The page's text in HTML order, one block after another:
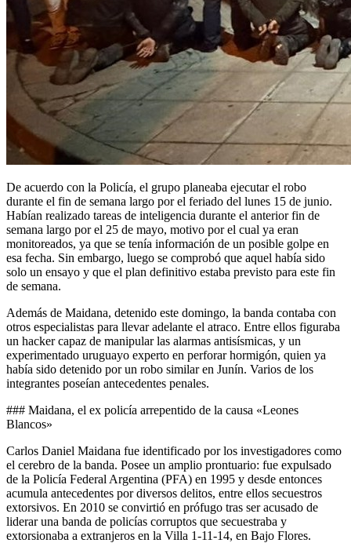
De acuerdo con la Policía, el grupo planeaba ejecutar el robo
durante el fin de semana largo por el feriado del lunes 15 de junio.
Habían realizado tareas de inteligencia durante el anterior fin de
semana largo por el 25 de mayo, motivo por el cual ya eran
monitoreados, ya que se tenía información de un posible golpe en
esa fecha. Sin embargo, luego se comprobó que aquel había sido
solo un ensayo y que el plan definitivo estaba previsto para este fin
de semana.
Además de Maidana, detenido este domingo, la banda contaba con
otros especialistas para llevar adelante el atraco. Entre ellos figuraba
un hacker capaz de manipular las alarmas antisísmicas, y un
experimentado uruguayo experto en perforar hormigón, quien ya
había sido detenido por un robo similar en Junín. Varios de los
integrantes poseían antecedentes penales.
### Maidana, el ex policía arrepentido de la causa «Leones
Blancos»
Carlos Daniel Maidana fue identificado por los investigadores como
el cerebro de la banda. Posee un amplio prontuario: fue expulsado
de la Policía Federal Argentina (PFA) en 1995 y desde entonces
acumula antecedentes por diversos delitos, entre ellos secuestros
extorsivos. En 2010 se convirtió en prófugo tras ser acusado de
liderar una banda de policías corruptos que secuestraba y
extorsionaba a extranjeros en la Villa 1-11-14, en Bajo Flores.